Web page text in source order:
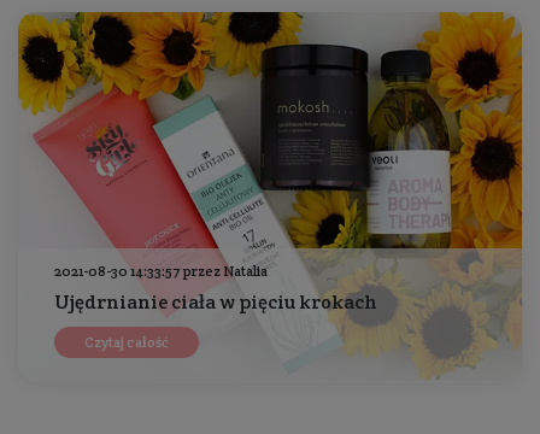
2021-08-30 14:33:57 przez Natalia
Ujędrnianie ciała w pięciu krokach
Czytaj całość